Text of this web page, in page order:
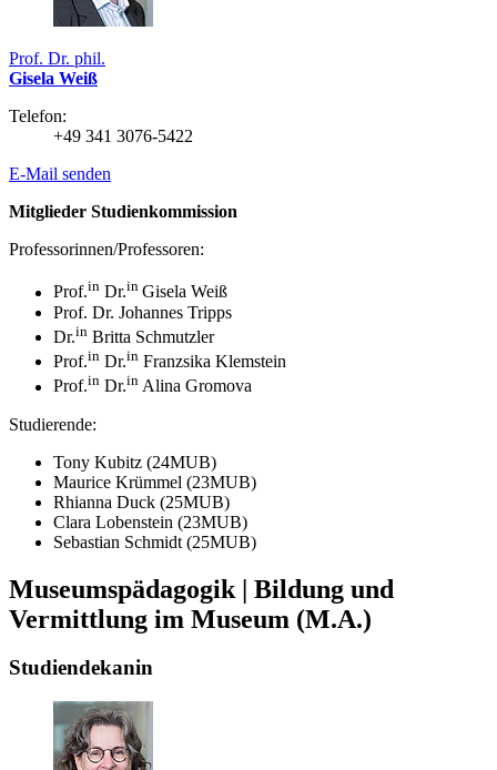
Prof. Dr. phil.
Gisela Weiß
Telefon:
+49 341 3076-5422
E-Mail senden
Mitglieder Studienkommission
Professorinnen/Professoren:
Prof.in Dr.in Gisela Weiß
Prof. Dr. Johannes Tripps
Dr.in Britta Schmutzler
Prof.in Dr.in Franzsika Klemstein
Prof.in Dr.in Alina Gromova
Studierende:
Tony Kubitz (24MUB)
Maurice Krümmel (23MUB)
Rhianna Duck (25MUB)
Clara Lobenstein (23MUB)
Sebastian Schmidt (25MUB)
Museumspädagogik | Bildung und
Vermittlung im Museum (M.A.)
Studiendekanin